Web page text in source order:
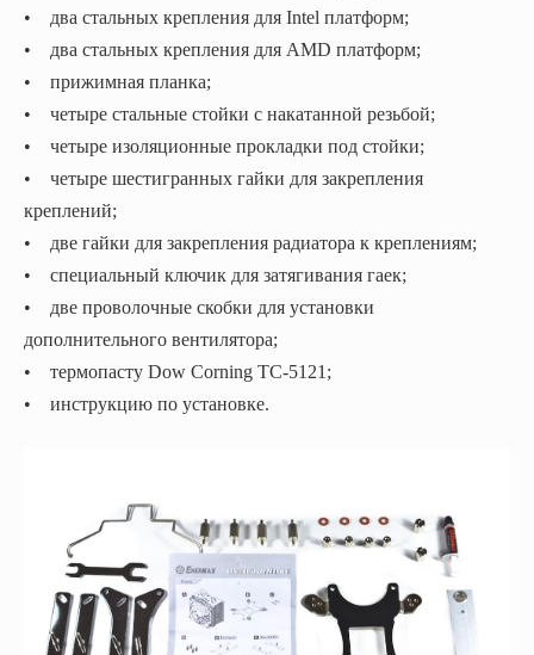
• два стальных крепления для Intel платформ;
• два стальных крепления для AMD платформ;
• прижимная планка;
• четыре стальные стойки с накатанной резьбой;
• четыре изоляционные прокладки под стойки;
• четыре шестигранных гайки для закрепления
креплений;
• две гайки для закрепления радиатора к креплениям;
• специальный ключик для затягивания гаек;
• две проволочные скобки для установки
дополнительного вентилятора;
• термопасту Dow Corning TC-5121;
• инструкцию по установке.